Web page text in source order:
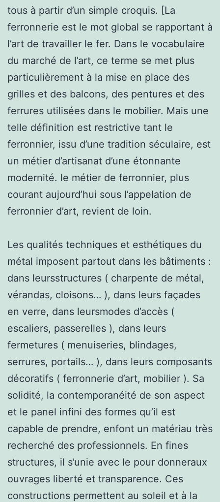
tous à partir d’un simple croquis. [La
ferronnerie est le mot global se rapportant à
l’art de travailler le fer. Dans le vocabulaire
du marché de l’art, ce terme se met plus
particulièrement à la mise en place des
grilles et des balcons, des pentures et des
ferrures utilisées dans le mobilier. Mais une
telle définition est restrictive tant le
ferronnier, issu d’une tradition séculaire, est
un métier d’artisanat d’une étonnante
modernité. le métier de ferronnier, plus
courant aujourd’hui sous l’appelation de
ferronnier d’art, revient de loin.
Les qualités techniques et esthétiques du
métal imposent partout dans les bâtiments :
dans leursstructures ( charpente de métal,
vérandas, cloisons… ), dans leurs façades
en verre, dans leursmodes d’accès (
escaliers, passerelles ), dans leurs
fermetures ( menuiseries, blindages,
serrures, portails… ), dans leurs composants
décoratifs ( ferronnerie d’art, mobilier ). Sa
solidité, la contemporanéité de son aspect
et le panel infini des formes qu’il est
capable de prendre, enfont un matériau très
recherché des professionnels. En fines
structures, il s’unie avec le pour donneraux
ouvrages liberté et transparence. Ces
constructions permettent au soleil et à la